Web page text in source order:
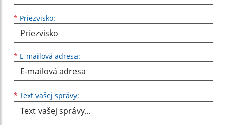
* Priezvisko:
* E-mailová adresa:
* Text vašej správy: